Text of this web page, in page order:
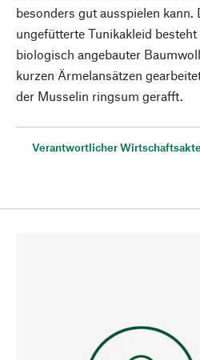
besonders gut ausspielen
ungefütterte Tunikakleid
biologisch angebauter
kurzen Ärmelansätzen
der Musselin ringsum gerafft.
Verantwortlicher